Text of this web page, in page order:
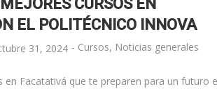
CURSOS EN
EL POLITÉCNICO INNOVA
31, 2024 - Cursos, Noticias generales
en Facatativá que te preparen para un futuro